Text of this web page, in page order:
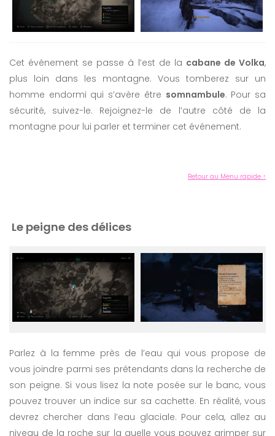
Cet événement se passe à l’est de la cabane de Volka,
plus loin dans les montagne. Vous tomberez sur un
homme endormi qui s’avère être somnambule. Pour sa
sécurité, suivez-le. Rejoignez-le de l’autre côté de la
montagne pour lui parler et terminer cet événement.
Retour au Menu rapide ↑
Le peigne des délices
Parlez à la femme près de l’eau qui vous propose de
vous joindre parmi ses prétendants dans la recherche de
son peigne. Si vous lisez la note posée sur le banc, vous
pouvez trouver un indice sur sa cachette. En réalité, vous
devrez chercher dans l’eau glaciale. Pour cela, allez au
niveau de la roche sur la quelle vous pouvez grimper sur